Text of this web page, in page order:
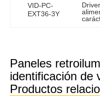
VID-PC-
EXT36-3Y
Paneles
identificación de
Productos